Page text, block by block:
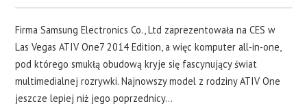
Firma Samsung Electronics Co., Ltd zaprezentowała na CES w
Las Vegas ATIV One7 2014 Edition, a więc komputer all-in-one,
pod którego smukłą obudową kryje się fascynujący świat
multimedialnej rozrywki. Najnowszy model z rodziny ATIV One
jeszcze lepiej niż jego poprzednicy…